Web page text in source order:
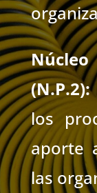
(N.P.2):
los
aporte
las